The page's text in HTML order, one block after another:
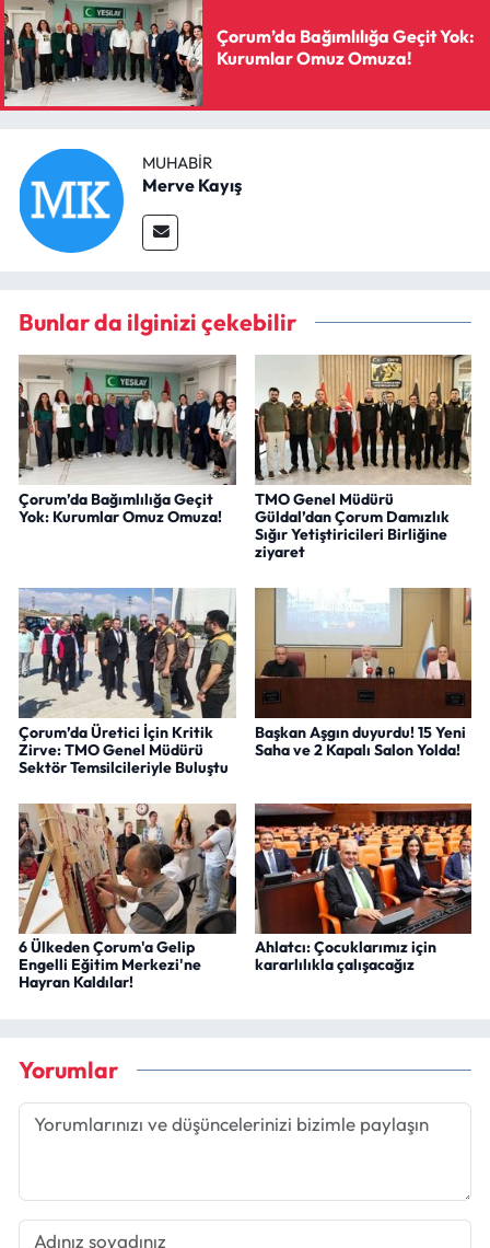
Çorum’da Bağımlılığa Geçit Yok:
Kurumlar Omuz Omuza!
MUHABIR
Merve Kayış
Bunlar da ilginizi çekebilir
Çorum’da Bağımlılığa Geçit
Yok: Kurumlar Omuz Omuza!
TMO Genel Müdürü
Güldal’dan Çorum Damızlık
Sığır Yetiştiricileri Birliğine
ziyaret
Çorum’da Üretici İçin Kritik
Zirve: TMO Genel Müdürü
Sektör Temsilcileriyle Buluştu
Başkan Aşgın duyurdu! 15 Yeni
Saha ve 2 Kapalı Salon Yolda!
6 Ülkeden Çorum'a Gelip
Engelli Eğitim Merkezi'ne
Hayran Kaldılar!
Ahlatcı: Çocuklarımız için
kararlılıkla çalışacağız
Yorumlar